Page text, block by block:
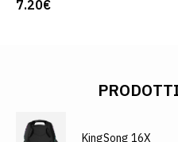
7.20€
KingSong 16X